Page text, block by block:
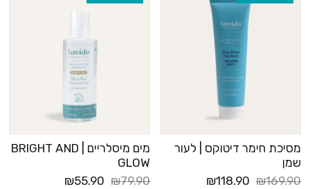
מסיכת חימר דיטוקס | לעור
שמן
₪169.90
₪118.90
מים מיסלריים | BRIGHT AND
GLOW
₪79.90
₪55.90